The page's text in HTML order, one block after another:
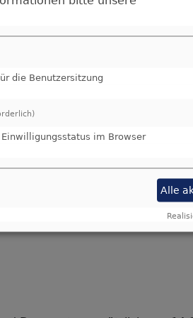
die Benutzersitzung
im Browser
Alle